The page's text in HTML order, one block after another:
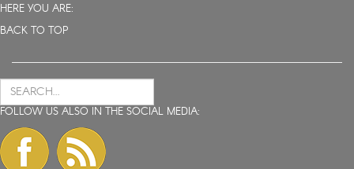
HERE YOU ARE:
BACK TO TOP
FOLLOW US ALSO IN THE SOCIAL MEDIA: